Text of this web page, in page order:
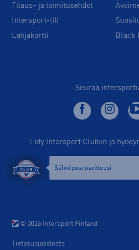
Tilaus- ja toimitusehdot
Intersport-tili
Lahjakortti
Black
Seuraa
Liity Intersport Clubiin ja
© 2026 Intersport Finland
Tietosuojaseloste